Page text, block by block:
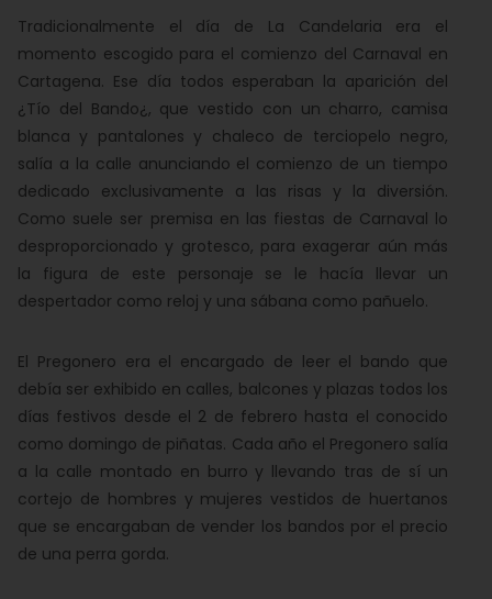
Tradicionalmente el día de La Candelaria era el
momento escogido para el comienzo del Carnaval en
Cartagena. Ese día todos esperaban la aparición del
¿Tío del Bando¿, que vestido con un charro, camisa
blanca y pantalones y chaleco de terciopelo negro,
salía a la calle anunciando el comienzo de un tiempo
dedicado exclusivamente a las risas y la diversión.
Como suele ser premisa en las fiestas de Carnaval lo
desproporcionado y grotesco, para exagerar aún más
la figura de este personaje se le hacía llevar un
despertador como reloj y una sábana como pañuelo.
El Pregonero era el encargado de leer el bando que
debía ser exhibido en calles, balcones y plazas todos los
días festivos desde el 2 de febrero hasta el conocido
como domingo de piñatas. Cada año el Pregonero salía
a la calle montado en burro y llevando tras de sí un
cortejo de hombres y mujeres vestidos de huertanos
que se encargaban de vender los bandos por el precio
de una perra gorda.